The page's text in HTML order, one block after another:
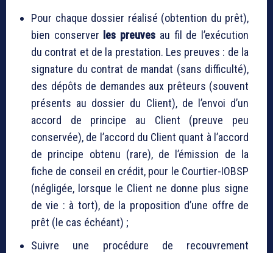
Pour chaque dossier réalisé (obtention du prêt),
bien conserver les preuves au fil de l’exécution
du contrat et de la prestation. Les preuves : de la
signature du contrat de mandat (sans difficulté),
des dépôts de demandes aux prêteurs (souvent
présents au dossier du Client), de l’envoi d’un
accord de principe au Client (preuve peu
conservée), de l’accord du Client quant à l’accord
de principe obtenu (rare), de l’émission de la
fiche de conseil en crédit, pour le Courtier-IOBSP
(négligée, lorsque le Client ne donne plus signe
de vie : à tort), de la proposition d’une offre de
prêt (le cas échéant) ;
Suivre une procédure de recouvrement